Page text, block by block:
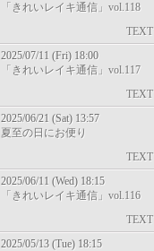
「きれいレイキ通信」vol.118
TEXT
2025/07/11 (Fri) 18:00
「きれいレイキ通信」vol.117
TEXT
2025/06/21 (Sat) 13:57
夏至の日にお便り
TEXT
2025/06/11 (Wed) 18:15
「きれいレイキ通信」vol.116
TEXT
2025/05/13 (Tue) 18:15